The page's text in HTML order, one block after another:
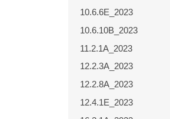
10.6.6E_2023
10.6.10B_2023
11.2.1A_2023
12.2.3A_2023
12.2.8A_2023
12.4.1E_2023